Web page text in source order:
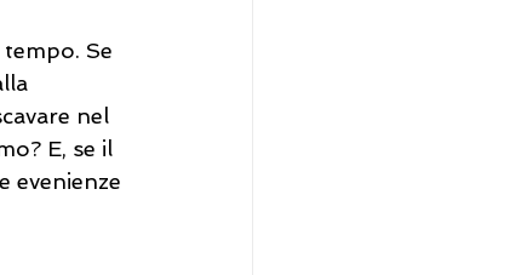
Se
nel
E, se il
evenienze